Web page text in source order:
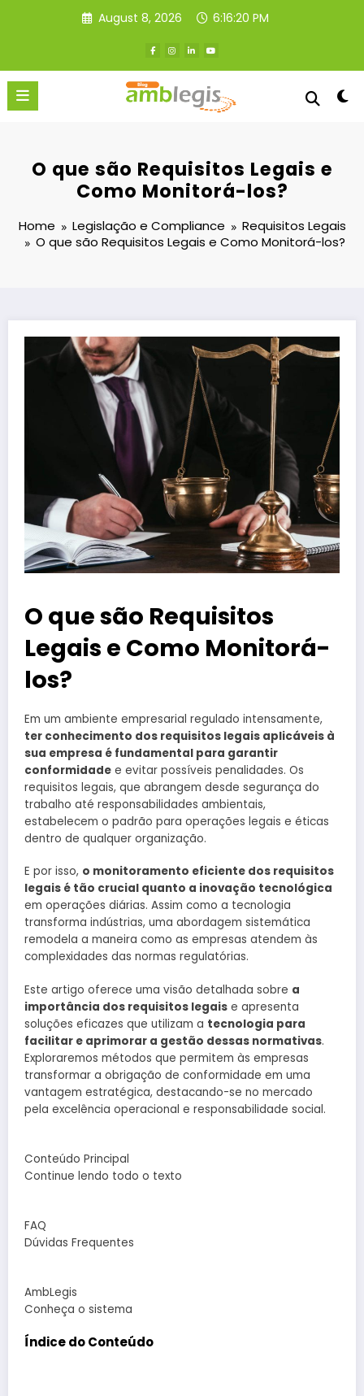
August 8, 2026 6:16:21 PM
O que são Requisitos Legais e
Como Monitorá-los?
Home Legislação e Compliance
Requisitos Legais
O que são Requisitos Legais e Como Monitorá-los?
O que são Requisitos
Legais e Como Monitorá-
los?
Em um ambiente empresarial regulado intensamente,
ter conhecimento dos requisitos legais aplicáveis à
sua empresa é fundamental para garantir
conformidade e evitar possíveis penalidades. Os
requisitos legais, que abrangem desde segurança do
trabalho até responsabilidades ambientais,
estabelecem o padrão para operações legais e éticas
dentro de qualquer organização.
E por isso, o monitoramento eficiente dos requisitos
legais é tão crucial quanto a inovação tecnológica
em operações diárias. Assim como a tecnologia
transforma indústrias, uma abordagem sistemática
remodela a maneira como as empresas atendem às
complexidades das normas regulatórias.
Este artigo oferece uma visão detalhada sobre a
importância dos requisitos legais e apresenta
soluções eficazes que utilizam a tecnologia para
facilitar e aprimorar a gestão dessas normativas.
Exploraremos métodos que permitem às empresas
transformar a obrigação de conformidade em uma
vantagem estratégica, destacando-se no mercado
pela excelência operacional e responsabilidade social.
Conteúdo Principal
Continue lendo todo o texto
FAQ
Dúvidas Frequentes
AmbLegis
Conheça o sistema
Índice do Conteúdo